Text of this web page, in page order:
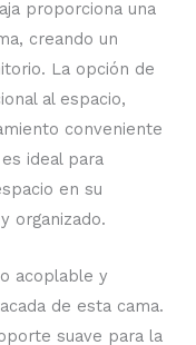
proporciona una
creando un
La opción de
al espacio,
conveniente
ideal para
en su
organizado.
acoplable y
de esta cama.
suave para la